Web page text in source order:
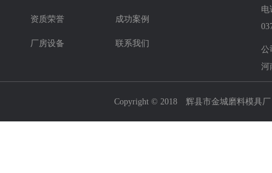
资质荣誉 成功案例
厂房设备 联系我们
电
公
河
Copyright © 2018 辉县市金城磨料模具